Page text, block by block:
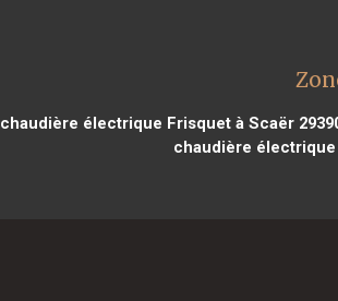
chaudière électrique Frisquet à Scaër
chaudière électrique